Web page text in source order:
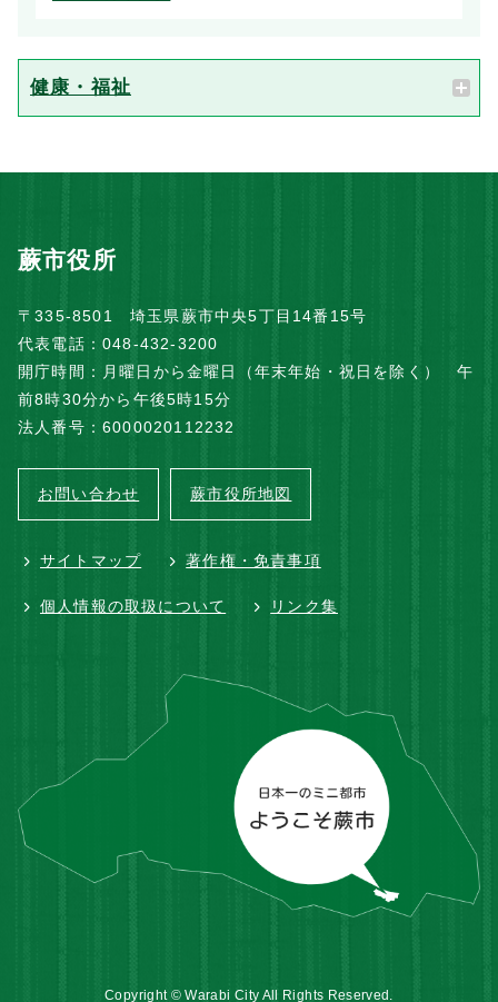
健康・福祉
蕨市役所
〒335-8501 埼玉県蕨市中央5丁目14番15号
代表電話：048-432-3200
開庁時間：月曜日から金曜日（年末年始・祝日を除く） 午
前8時30分から午後5時15分
法人番号：6000020112232
お問い合わせ 蕨市役所地図
サイトマップ 著作権・免責事項
個人情報の取扱について リンク集
Copyright © Warabi City All Rights Reserved.